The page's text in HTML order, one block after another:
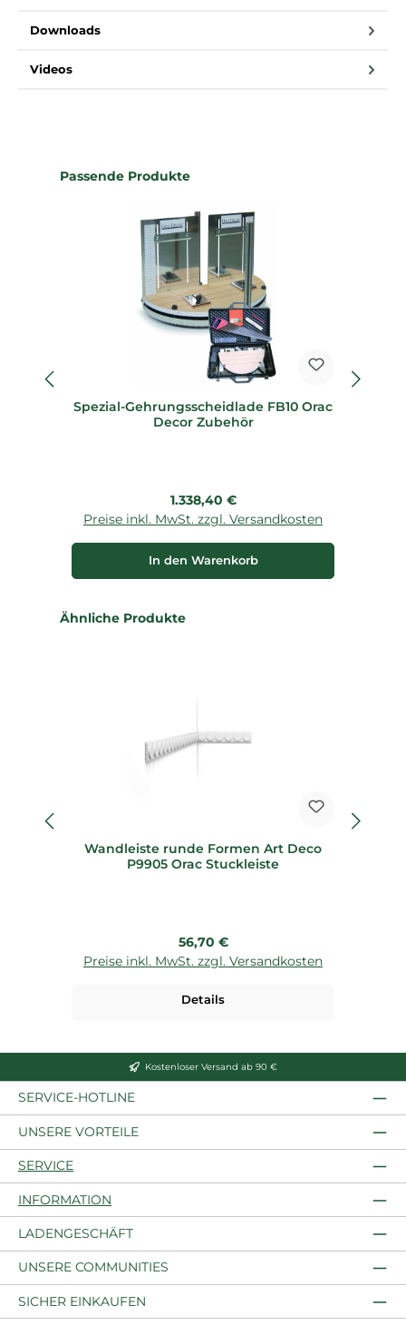
Downloads
Videos
Produktgalerie überspringen
Passende Produkte
Spezial-Gehrungsscheidlade FB10 Orac
Decor Zubehör
Regulärer Preis:
1.338,40 €
Preise inkl. MwSt. zzgl. Versandkosten
In den Warenkorb
Produktgalerie überspringen
Ähnliche Produkte
Wandleiste runde Formen Art Deco
P9905 Orac Stuckleiste
Regulärer Preis:
56,70 €
Preise inkl. MwSt. zzgl. Versandkosten
Details
Kostenloser Versand ab 90 €
SERVICE-HOTLINE
UNSERE VORTEILE
SERVICE
INFORMATION
LADENGESCHÄFT
UNSERE COMMUNITIES
SICHER EINKAUFEN